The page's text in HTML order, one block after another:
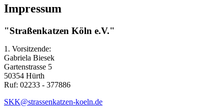
Impressum
"Straßenkatzen Köln e.V."
1. Vorsitzende:
Gabriela Biesek
Gartenstrasse 5
50354 Hürth
Ruf: 02233 - 377886
SKK@strassenkatzen-koeln.de